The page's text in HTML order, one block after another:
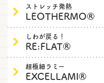
ストレッチ発熱
LEOTHERMO®
しわが戻る！
RE:FLAT®
超極細ラミー
EXCELLAMI®